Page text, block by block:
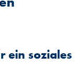
ein soziales